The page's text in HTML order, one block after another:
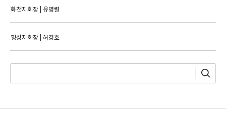
화천지회장 | 유병렬
횡성지회장 | 허경호